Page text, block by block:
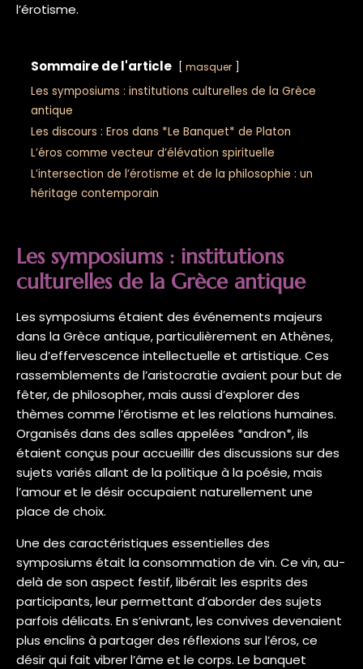
l’érotisme.
Sommaire de l'article masquer
Les symposiums : institutions culturelles de la Grèce
antique
Les discours : Eros dans *Le Banquet* de Platon
L’éros comme vecteur d’élévation spirituelle
L’intersection de l’érotisme et de la philosophie : un
héritage contemporain
Les symposiums : institutions
culturelles de la Grèce antique
Les symposiums étaient des événements majeurs
dans la Grèce antique, particulièrement en Athènes,
lieu d’effervescence intellectuelle et artistique. Ces
rassemblements de l’aristocratie avaient pour but de
fêter, de philosopher, mais aussi d’explorer des
thèmes comme l’érotisme et les relations humaines.
Organisés dans des salles appelées *andron*, ils
étaient conçus pour accueillir des discussions sur des
sujets variés allant de la politique à la poésie, mais
l’amour et le désir occupaient naturellement une
place de choix.
Une des caractéristiques essentielles des
symposiums était la consommation de vin. Ce vin, au-
delà de son aspect festif, libérait les esprits des
participants, leur permettant d’aborder des sujets
parfois délicats. En s’enivrant, les convives devenaient
plus enclins à partager des réflexions sur l’éros, ce
désir qui fait vibrer l’âme et le corps. Le banquet